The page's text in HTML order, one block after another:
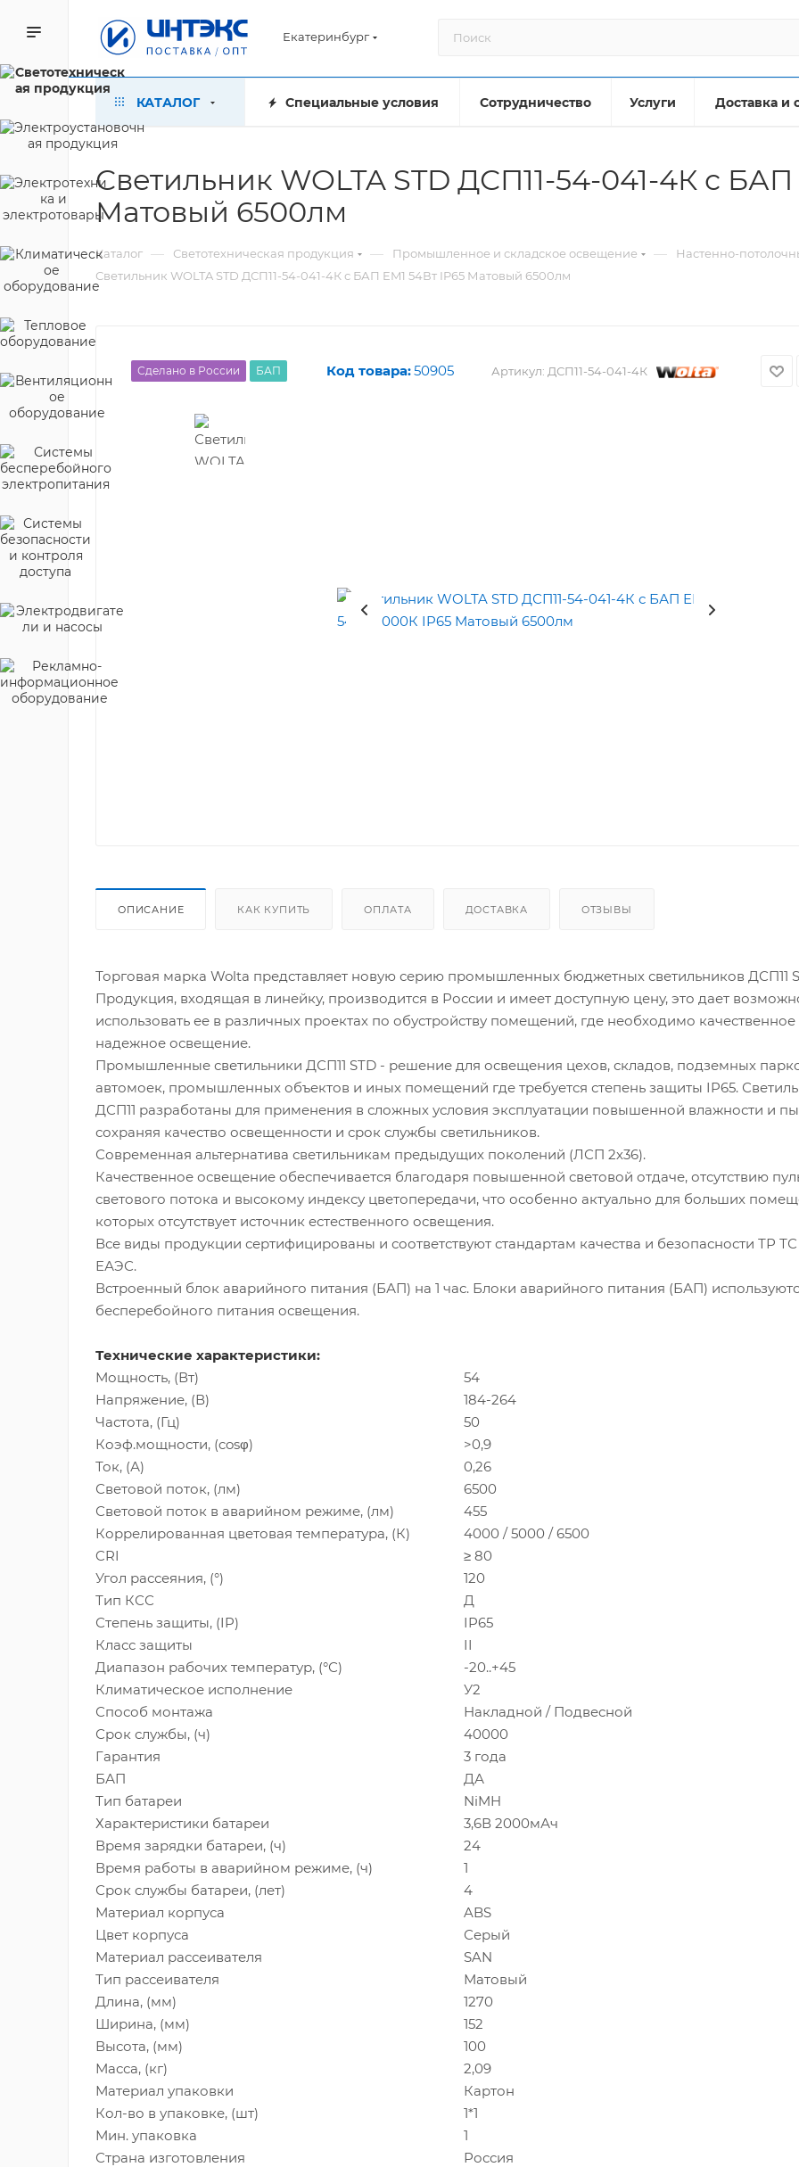
Екатеринбург
КАТАЛОГ Специальные условия Сотрудничество Услуги Доставка и
Светильник WOLTA STD ДСП11-54-041-4К с
Матовый 6500лм
Каталог — Светотехническая продукция — Промышленное и складское освещение —
Настенно-
Светильник WOLTA STD ДСП11-54-041-4К с БАП EM1 54Вт IP65 Матовый 6500лм
Сделано в России БАП Код товара:50905 Артикул: ДСП11-54-041-4К
ОПИСАНИЕ КАК КУПИТЬ ОПЛАТА ДОСТАВКА ОТЗЫВЫ
Торговая марка Wolta представляет новую серию промышленных бюджетных светильников ДСП11
Продукция, входящая в линейку, производится в России и имеет доступную цену, это дает
использовать ее в различных проектах по обустройству помещений, где необходимо качественное
надежное освещение.
Промышленные светильники ДСП11 STD - решение для освещения цехов, складов, подземных
автомоек, промышленных объектов и иных помещений где требуется степень защиты IP65.
ДСП11 разработаны для применения в сложных условия эксплуатации повышенной влажности и
сохраняя качество освещенности и срок службы светильников.
Современная альтернатива светильникам предыдущих поколений (ЛСП 2х36).
Качественное освещение обеспечивается благодаря повышенной световой отдаче, отсутствию
светового потока и высокому индексу цветопередачи, что особенно актуально для больших
которых отсутствует источник естественного освещения.
Все виды продукции сертифицированы и соответствуют стандартам качества и безопасности ТР
ЕАЭС.
Встроенный блок аварийного питания (БАП) на 1 час. Блоки аварийного питания (БАП)
бесперебойного питания освещения.
Технические характеристики:
Мощность, (Вт)
54
Напряжение, (В)
184-264
Частота, (Гц)
50
Коэф.мощности, (cosφ)
>0,9
Ток, (А)
0,26
Световой поток, (лм)
6500
Световой поток в аварийном режиме, (лм)
455
Коррелированная цветовая температура, (К) 4000 / 5000 / 6500
CRI
≥ 80
Угол рассеяния, (°)
120
Тип КСС
Д
Степень защиты, (IP)
IP65
Класс защиты
II
Диапазон рабочих температур, (°С)
-20..+45
Климатическое исполнение
У2
Способ монтажа
Накладной / Подвесной
Срок службы, (ч)
40000
Гарантия
3 года
БАП
ДА
Тип батареи
NiMH
Характеристики батареи
3,6В 2000мАч
Время зарядки батареи, (ч)
24
Время работы в аварийном режиме, (ч)
1
Срок службы батареи, (лет)
4
Материал корпуса
ABS
Цвет корпуса
Серый
Материал рассеивателя
SAN
Тип рассеивателя
Матовый
Длина, (мм)
1270
Ширина, (мм)
152
Высота, (мм)
100
Масса, (кг)
2,09
Материал упаковки
Картон
Кол-во в упаковке, (шт)
1*1
Мин. упаковка
1
Страна изготовления
Россия